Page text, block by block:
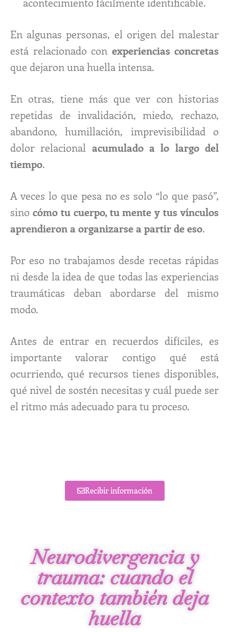
En algunas personas, el origen del malestar
está relacionado con experiencias concretas
que dejaron una huella intensa.
En otras, tiene más que ver con historias
repetidas de invalidación, miedo, rechazo,
abandono, humillación, imprevisibilidad o
dolor relacional acumulado a lo largo del
tiempo.
A veces lo que pesa no es solo “lo que pasó”,
sino cómo tu cuerpo, tu mente y tus vínculos
aprendieron a organizarse a partir de eso.
Por eso no trabajamos desde recetas rápidas
ni desde la idea de que todas las experiencias
traumáticas deban abordarse del mismo
modo.
Antes de entrar en recuerdos difíciles, es
importante valorar contigo qué está
ocurriendo, qué recursos tienes disponibles,
qué nivel de sostén necesitas y cuál puede ser
el ritmo más adecuado para tu proceso.
Recibir información
Neurodivergencia y
trauma: cuando el
contexto también deja
huella